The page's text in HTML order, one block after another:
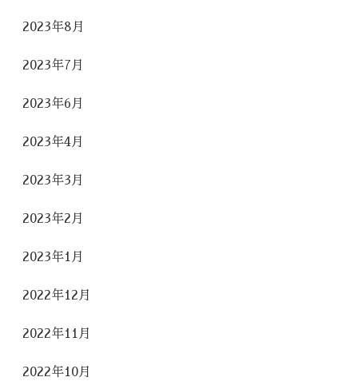
2023年8月
2023年7月
2023年6月
2023年4月
2023年3月
2023年2月
2023年1月
2022年12月
2022年11月
2022年10月